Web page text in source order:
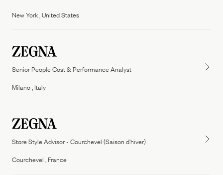
New York , United States
Senior People Cost & Performance Analyst
Milano , Italy
Store Style Advisor - Courchevel (Saison d'hiver)
Courchevel , France